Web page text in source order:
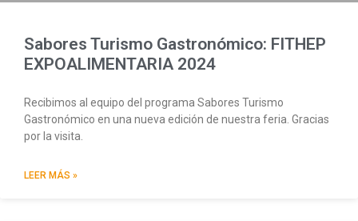
Sabores Turismo Gastronómico: FITHEP
EXPOALIMENTARIA 2024
Recibimos al equipo del programa Sabores Turismo
Gastronómico en una nueva edición de nuestra feria. Gracias
por la visita.
LEER MÁS »